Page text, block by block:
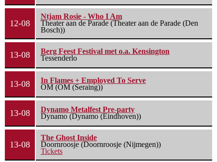
12-08
Ntjam Rosie - Who I Am
Theater aan de Parade (Theater aan de Parade (Den
Bosch))
13-08
Berg Feest Festival met o.a. Kensington
Tessenderlo
13-08
In Flames + Employed To Serve
OM (OM (Seraing))
13-08
Dynamo Metalfest Pre-party
Dynamo (Dynamo (Eindhoven))
13-08
The Ghost Inside
Doornroosje (Doornroosje (Nijmegen))
Tickets